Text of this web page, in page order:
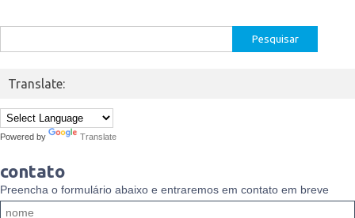
por:
Translate:
Powered by Translate
contato
Preencha o formulário abaixo e entraremos em contato em breve